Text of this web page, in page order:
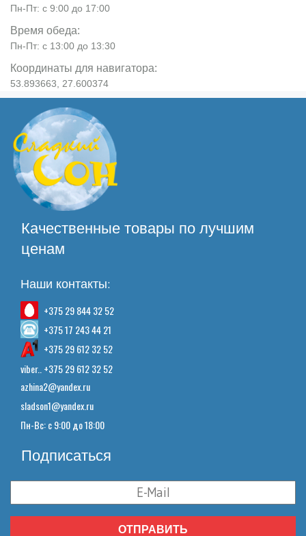
Пн-Пт: с 9:00 до 17:00
Время обеда:
Пн-Пт: с 13:00 до 13:30
Координаты для навигатора:
53.893663, 27.600374
Качественные товары по лучшим
ценам
Наши контакты:
+375 29 844 32 52
+375 17 243 44 21
+375 29 612 32 52
viber.. +375 29 612 32 52
azhina2@yandex.ru
sladson1@yandex.ru
Пн-Вс: с 9:00 до 18:00
Подписаться
ОТПРАВИТЬ